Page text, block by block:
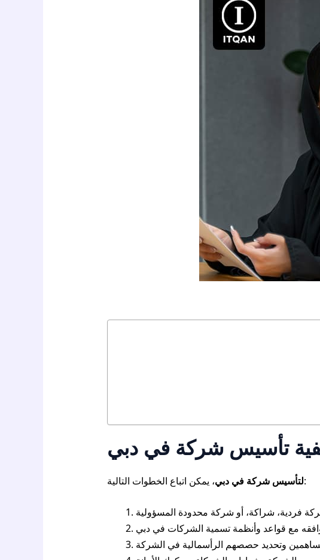
تأسيس شركة في دبي
لتأسيس شركة في دبي ، يمكن اتباع الخطوات التالية: